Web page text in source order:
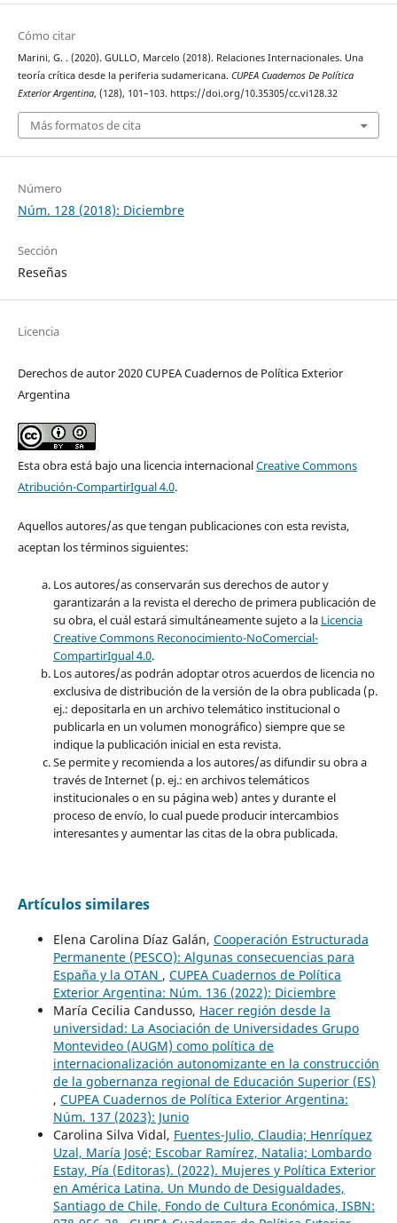
Cómo citar
Marini, G. . (2020). GULLO, Marcelo (2018). Relaciones Internacionales. Una
teoría crítica desde la periferia sudamericana. CUPEA Cuadernos De Política
Exterior Argentina, (128), 101–103. https://doi.org/10.35305/cc.vi128.32
Más formatos de cita
Número
Núm. 128 (2018): Diciembre
Sección
Reseñas
Licencia
Derechos de autor 2020 CUPEA Cuadernos de Política Exterior
Argentina
Esta obra está bajo una licencia internacionalCreative Commons
Atribución-CompartirIgual 4.0.
Aquellos autores/as que tengan publicaciones con esta revista,
aceptan los términos siguientes:
Los autores/as conservarán sus derechos de autor y
garantizarán a la revista el derecho de primera publicación de
su obra, el cuál estará simultáneamente sujeto a la Licencia
Creative Commons Reconocimiento-NoComercial-
CompartirIgual 4.0.
Los autores/as podrán adoptar otros acuerdos de licencia no
exclusiva de distribución de la versión de la obra publicada (p.
ej.: depositarla en un archivo telemático institucional o
publicarla en un volumen monográfico) siempre que se
indique la publicación inicial en esta revista.
Se permite y recomienda a los autores/as difundir su obra a
través de Internet (p. ej.: en archivos telemáticos
institucionales o en su página web) antes y durante el
proceso de envío, lo cual puede producir intercambios
interesantes y aumentar las citas de la obra publicada.
Artículos similares
Elena Carolina Díaz Galán, Cooperación Estructurada
Permanente (PESCO): Algunas consecuencias para
España y la OTAN , CUPEA Cuadernos de Política
Exterior Argentina: Núm. 136 (2022): Diciembre
María Cecilia Candusso, Hacer región desde la
universidad: La Asociación de Universidades Grupo
Montevideo (AUGM) como política de
internacionalización autonomizante en la construcción
de la gobernanza regional de Educación Superior (ES)
, CUPEA Cuadernos de Política Exterior Argentina:
Núm. 137 (2023): Junio
Carolina Silva Vidal, Fuentes-Julio, Claudia; Henríquez
Uzal, María José; Escobar Ramírez, Natalia; Lombardo
Estay, Pía (Editoras). (2022). Mujeres y Política Exterior
en América Latina. Un Mundo de Desigualdades,
Santiago de Chile, Fondo de Cultura Económica, ISBN: